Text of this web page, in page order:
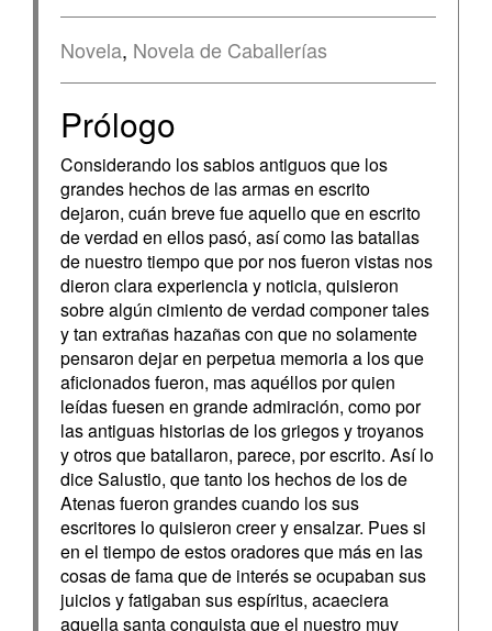
Novela, Novela de Caballerías
Prólogo
Considerando los sabios antiguos que los
grandes hechos de las armas en escrito
dejaron, cuán breve fue aquello que en escrito
de verdad en ellos pasó, así como las batallas
de nuestro tiempo que por nos fueron vistas nos
dieron clara experiencia y noticia, quisieron
sobre algún cimiento de verdad componer tales
y tan extrañas hazañas con que no solamente
pensaron dejar en perpetua memoria a los que
aficionados fueron, mas aquéllos por quien
leídas fuesen en grande admiración, como por
las antiguas historias de los griegos y troyanos
y otros que batallaron, parece, por escrito. Así lo
dice Salustio, que tanto los hechos de los de
Atenas fueron grandes cuando los sus
escritores lo quisieron creer y ensalzar. Pues si
en el tiempo de estos oradores que más en las
cosas de fama que de interés se ocupaban sus
juicios y fatigaban sus espíritus, acaeciera
aquella santa conquista que el nuestro muy